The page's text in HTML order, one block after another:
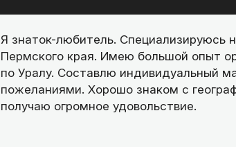
Я знаток-любитель. Специализируюсь
Пермского края. Имею большой опыт
по Уралу. Составлю индивидуальный
пожеланиями. Хорошо знаком с
получаю огромное удовольствие.